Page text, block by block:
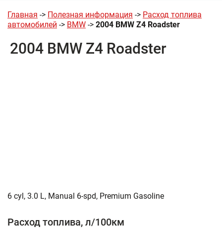
Главная -> Полезная информация -> Расход топлива
автомобилей -> BMW -> 2004 BMW Z4 Roadster
2004 BMW Z4 Roadster
6 cyl, 3.0 L, Manual 6-spd, Premium Gasoline
Расход топлива, л/100км